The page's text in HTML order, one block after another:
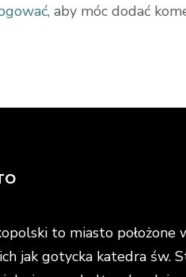
, aby móc dodać
to miasto położone
jak gotycka katedra św.